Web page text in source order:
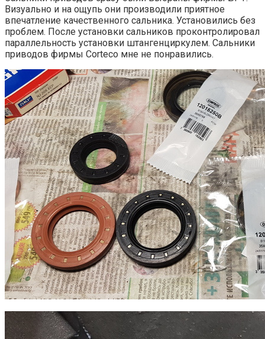
Визуально и на ощупь они производили приятное
впечатление качественного сальника. Установились без
проблем. После установки сальников проконтролировал
параллельность установки штангенциркулем. Сальники
приводов фирмы Corteco мне не понравились.